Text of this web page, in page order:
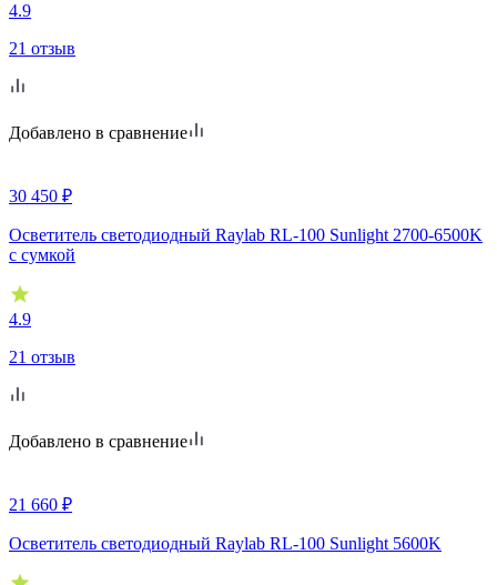
4.9
21 отзыв
Добавлено в сравнение
30 450 ₽
Осветитель светодиодный Raylab RL-100 Sunlight 2700-6500K
с сумкой
4.9
21 отзыв
Добавлено в сравнение
21 660 ₽
Осветитель светодиодный Raylab RL-100 Sunlight 5600K